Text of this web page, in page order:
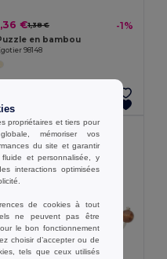
€1,38 € -1%
en bambou
98148
propriétaires et tiers pour
mémoriser vos
du site et garantir
et personnalisée, y
interactions optimisées
de cookies à tout
ne peuvent pas être
le bon fonctionnement
choisir d’accepter ou de
tels que ceux utilisés